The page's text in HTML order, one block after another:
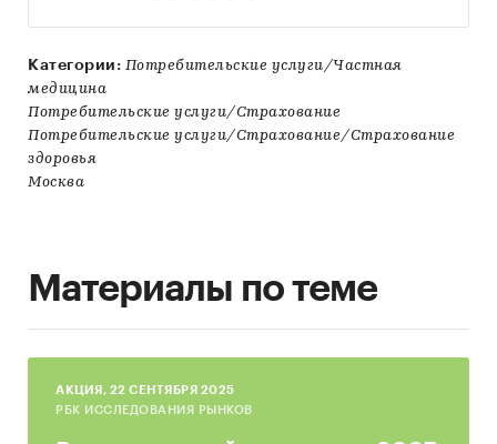
Категории: Потребительские услуги/Частная
медицина
Потребительские услуги/Страхование
Потребительские услуги/Страхование/Страхование
здоровья
Москва
Материалы по теме
AКЦИЯ, 22 СЕНТЯБРЯ 2025
РБК ИССЛЕДОВАНИЯ РЫНКОВ